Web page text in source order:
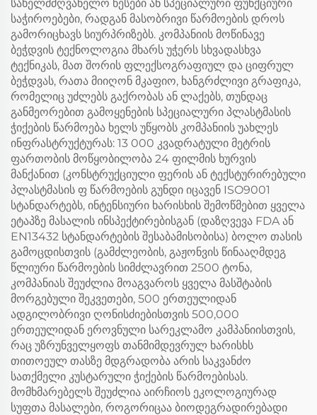
სახელმძღვანელო წესები ან სპეციალური ფუნქციური
საჭიროებები, რადგან მასობრივი წარმოების დროს
გამორიცხავს სიურპრიზებს. კომპანიის მოწინავე
ბეჭდვის ტექნოლოგია მხარს უჭერს სხვადასხვა
ტექნიკას, მათ შორის ფლექსოგრაფიულ და ციფრულ
ბეჭდვას, რათა მიიღონ მკაფიო, ხანგრძლივი გრაფიკა,
რომელიც უძლებს გაქრობას ან ლაქებს, თუნდაც
განმეორებით გამოყენების სპეციალური პლასტმასის
ჭიქების წარმოება ხელს უწყობს კომპანიის უახლეს
ინფრასტრუქტურას: 13 000 კვადრატული მეტრის
ფართობის მოწყობილობა 24 ფილმის ხურვის
მანქანით (კონსტრუქციული ფერის ან ტექსტურირებული
პლასტმასის ფ წარმოების გუნდი იცავენ ISO9001
სტანდარტებს, ინტენსიური ხარისხის შემოწმებით ყველა
ეტაპზე მასალის ინსპექტირებისგან (დაზღვევა FDA ან
EN13432 სტანდარტების შესაბამისობისა) ბოლო თასის
გამოცდისთვის (გამძლეობის, გაჟონვის წინააღმდეგ
წლიური წარმოების სიმძლავრით 2500 ტონა,
კომპანიას შეუძლია მოაგვაროს ყველა მასშტაბის
მორგებული შეკვეთები, 500 ერთეულიდან
ადგილობრივი ღონისძიებისთვის 500,000
ერთეულიდან ეროვნული სარეკლამო კამპანიისთვის,
რაც უზრუნველყოფს თანმიმდევრულ ხარისხს
თითოეულ თასზე მდგრადობა არის საკვანძო
სათქმელი კუსტარული ჭიქების წარმოებისას.
მომხმარებელს შეუძლია აირჩიოს ეკოლოგიურად
სუფთა მასალები, როგორიცაა ბიოდეგრადირებადი